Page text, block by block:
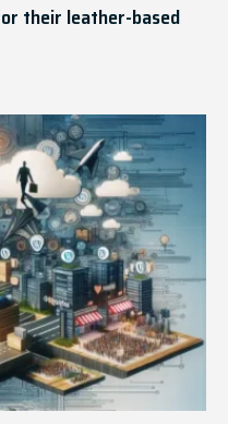
their leather-based